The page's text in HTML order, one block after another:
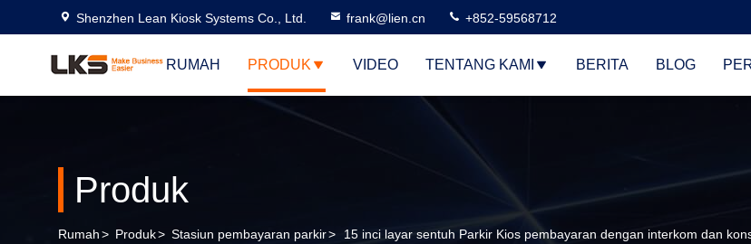
Shenzhen Lean Kiosk Systems Co., Ltd. frank@lien.cn +852-59568712
RUMAH PRODUK VIDEO TENTANG KAMI BERITA BLOG
Produk
Rumah> Produk> Stasiun pembayaran parkir> 15 inci layar sentuh Parkir Kios pembayaran dengan interkom dan